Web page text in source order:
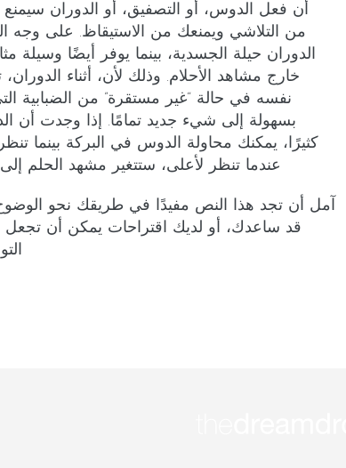
أن فعل الدوس، أو التصفيق، أو الدوران سيمنع
من التلاشي ويمنعك من الاستيقاظ. على
الدوران حيلة الجسدية، بينما يوفر أيضًا وسيلة
خارج مشاهد الأحلام. وذلك لأن، أثناء
نفسه في حالة “غير مستقرة” من الضبابية
بسهولة إلى شيء جديد تمامًا. إذا وجدت أن
كثيرًا، يمكنك محاولة الدوس في البركة بينما تنظر
عندما تنظر لأعلى، ستتغير مشهد الحلم
آمل أن تجد هذا النص مفيدًا في طريقك نحو
قد ساعدك، أو لديك اقتراحات يمكن أن